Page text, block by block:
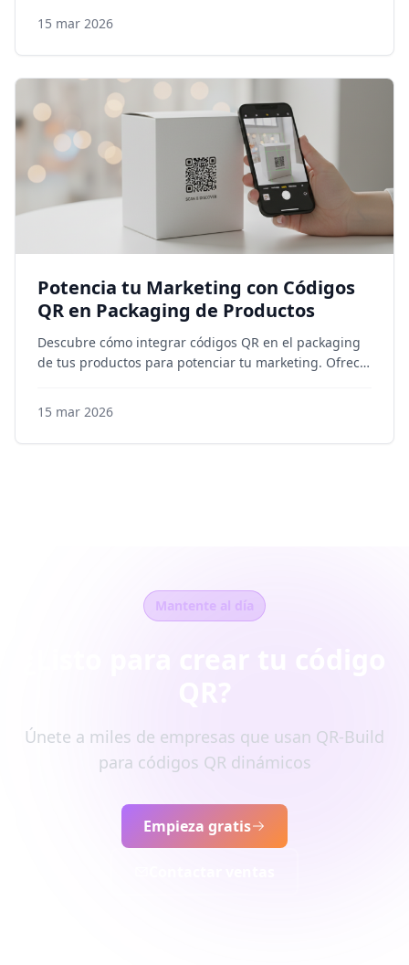
15 mar 2026
Potencia tu Marketing con Códigos
QR en Packaging de Productos
Descubre cómo integrar códigos QR en el packaging
de tus productos para potenciar tu marketing. Ofrece
15 mar 2026
Mantente al día
Únete a miles de empresas que usan QR-Build
para códigos QR dinámicos
Empieza gratis